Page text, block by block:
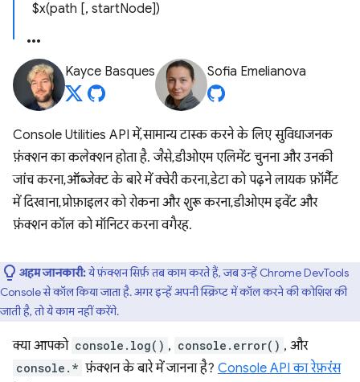
$x(path [, startNode])
Kayce Basques Sofia Emelianova
Console Utilities API में, सामान्य टास्क करने के लिए सुविधाजनक
फ़ंक्शन का कलेक्शन होता है. जैसे, डीओएम एलिमेंट चुनना और उनकी
जांच करना, ऑब्जेक्ट के बारे में क्वेरी करना, डेटा को पढ़ने लायक फ़ॉर्मैट
में दिखाना, प्रोफ़ाइलर को रोकना और शुरू करना, डीओएम इवेंट और
फ़ंक्शन कॉल को मॉनिटर करना वगैरह.
अहम जानकारी:ये फ़ंक्शन सिर्फ़ तब काम करते हैं, जब उन्हें Chrome DevTools
Console से कॉल किया जाता है. अगर इन्हें अपनी स्क्रिप्ट में कॉल करने की कोशिश की
जाती है, तो ये काम नहीं करेंगे.
क्या आपको console.log() , console.error() , और
console.* फ़ंक्शन के बारे में जानना है? Console API का रेफ़रंस